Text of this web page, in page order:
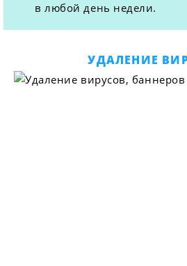
в любой день недели.
УДАЛЕНИЕ